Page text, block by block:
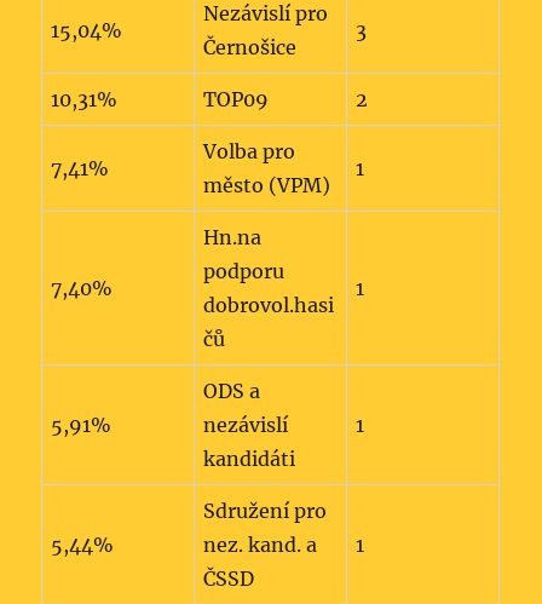
15,04%
Nezávislí pro
Černošice
3
10,31% TOP09 2
7,41%
Volba pro
město (VPM)
1
7,40%
Hn.na
podporu
dobrovol.hasi
čů
1
5,91%
ODS a
nezávislí
kandidáti
1
5,44%
Sdružení pro
nez. kand. a
ČSSD
1